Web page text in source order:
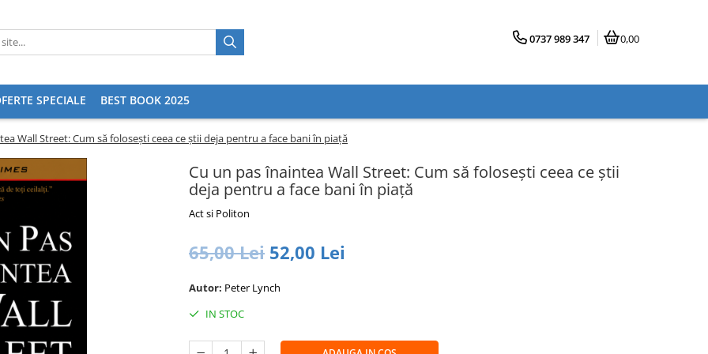
0737 989 347 0,00
SPECIALE BEST BOOK 2025
Wall Street: Cum să folosești ceea ce știi deja pentru a face bani în piață
Cu un pas înaintea Wall Street: Cum să folosești ceea ce știi
deja pentru a face bani în piață
Act si Politon
65,00 Lei 52,00 Lei
Autor: Peter Lynch
IN STOC